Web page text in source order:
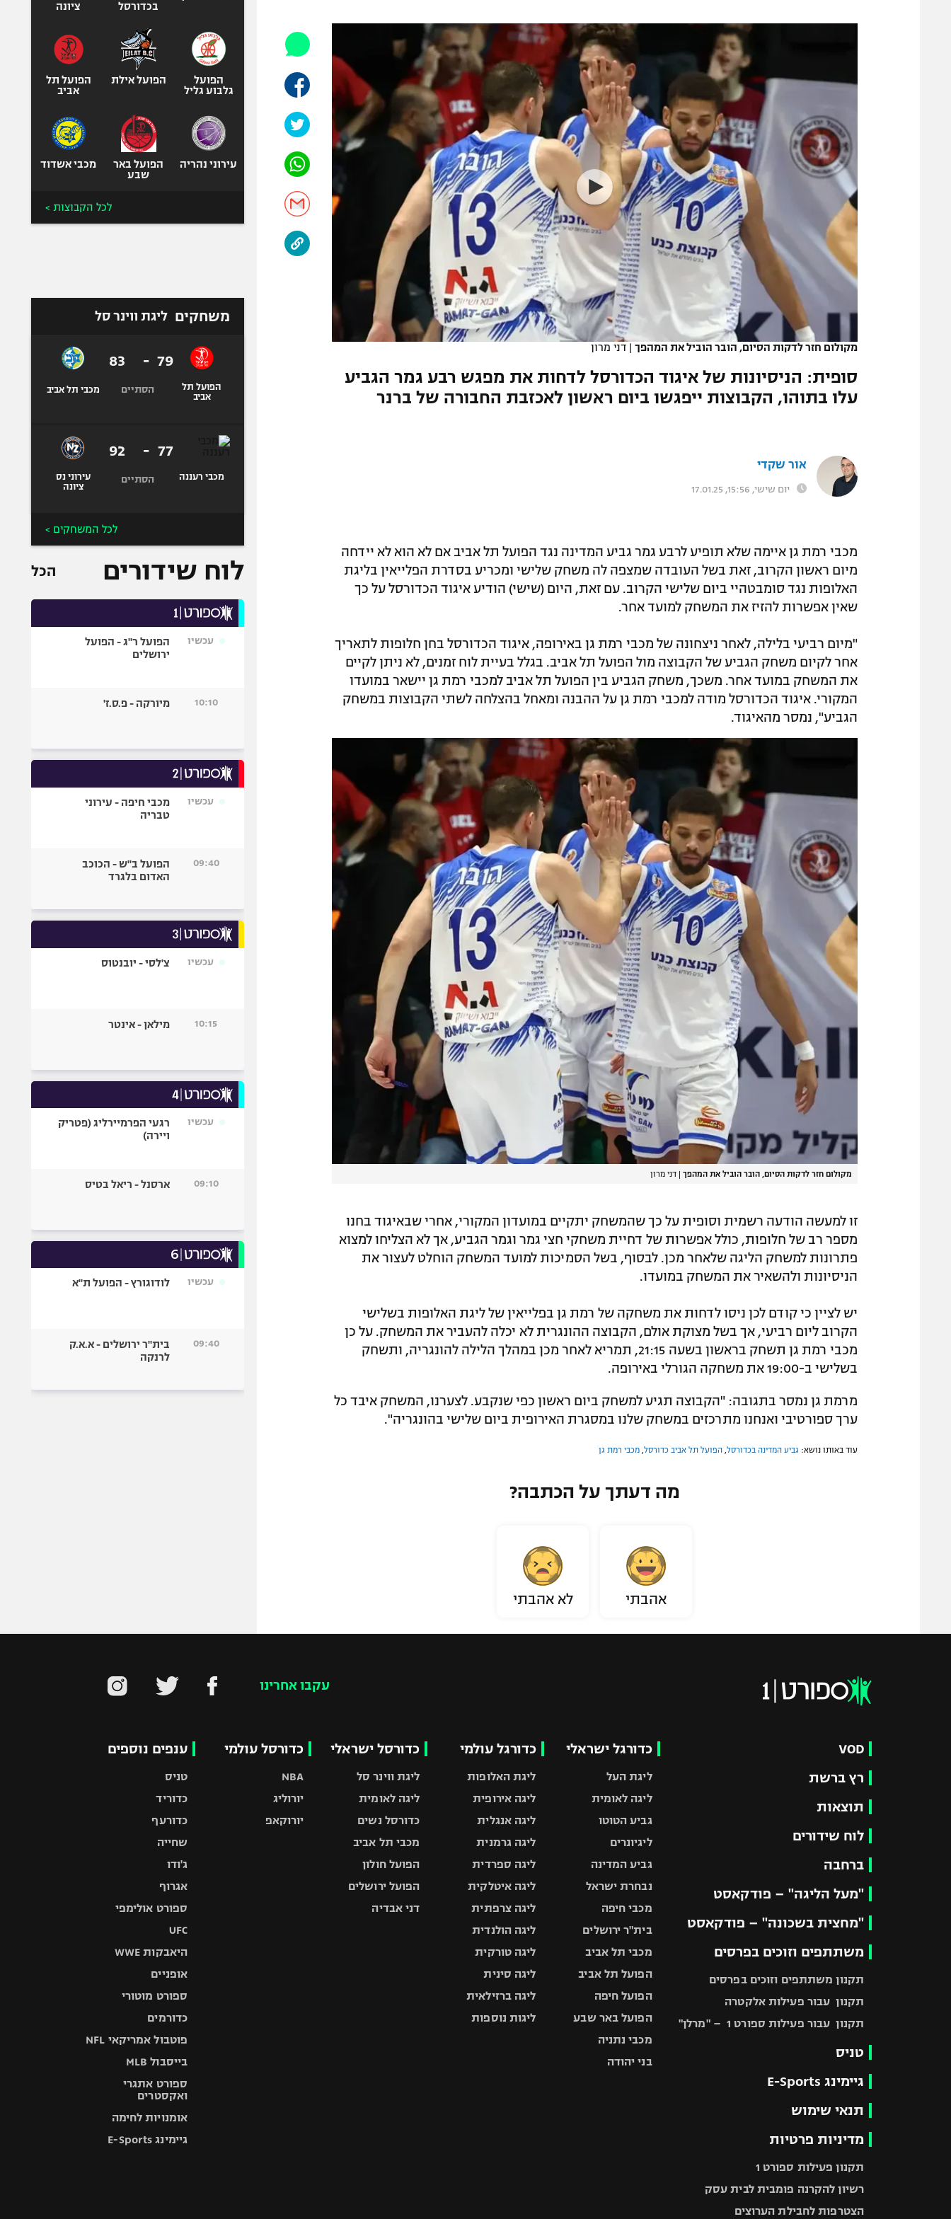
תקנון משתתפים וזוכים בפרסים
גיימינג E-Sports
תנאי שימוש
מדיניות פרטיות
תקנון פעילות ספורט 1
רשיון להקרנה פומבית לבית עסק
הצטרפות לחבילת הערוצים
לוח דרושים – ג'ובנט
הפועל תל אביב
הפועל חיפה
הפועל באר שבע
מכבי נתניה
בני יהודה
ליגה סינית
ליגה ברזילאית
ליגות נוספות
ספורט מוטורי
כדורמים
ספורט אתגרי
ואקסטרים
אומנויות לחימה
מקולום חזר לדקות הסיום, הובר הוביל את המהפך | דני מרון
סופית: הניסיונות של איגוד הכדורסל לדחות את מפגש רבע גמר הגביע
עלו בתוהו, הקבוצות ייפגשו ביום ראשון לאכזבת החבורה של ברנר
אור שקדי
יום שישי, 15:56, 17.01.25
מכבי רמת גן איימה שלא תופיע לרבע גמר גביע המדינה נגד הפועל תל אביב אם לא הוא לא יידחה
מיום ראשון הקרוב, זאת בשל העובדה שמצפה לה משחק שלישי ומכריע בסדרת הפלייאין בליגת
האלופות נגד סומבטהיי ביום שלישי הקרוב. עם זאת, היום (שישי) הודיע איגוד הכדורסל על כך
שאין אפשרות להזיז את המשחק למועד אחר.
"מיום רביעי בלילה, לאחר ניצחונה של מכבי רמת גן באירופה, איגוד הכדורסל בחן חלופות לתאריך
אחר לקיום משחק הגביע של הקבוצה מול הפועל תל אביב. בגלל בעיית לוח זמנים, לא ניתן לקיים
את המשחק במועד אחר. משכך, משחק הגביע בין הפועל תל אביב למכבי רמת גן יישאר במועדו
המקורי. איגוד הכדורסל מודה למכבי רמת גן על ההבנה ומאחל בהצלחה לשתי הקבוצות במשחק
הגביע", נמסר מהאיגוד.
מקולום חזר לדקות הסיום, הובר הוביל את המהפך | דני מרון
זו למעשה הודעה רשמית וסופית על כך שהמשחק יתקיים במועדון המקורי, אחרי שבאיגוד בחנו
מספר רב של חלופות, כולל אפשרות של דחיית משחקי חצי גמר וגמר הגביע, אך לא הצליחו למצוא
פתרונות למשחק הליגה שלאחר מכן. לבסוף, בשל הסמיכות למועד המשחק הוחלט לעצור את
הניסיונות ולהשאיר את המשחק במועדו.
יש לציין כי קודם לכן ניסו לדחות את משחקה של רמת גן בפלייאין של ליגת האלופות בשלישי
הקרוב ליום רביעי, אך בשל מצוקת אולם, הקבוצה ההונגרית לא יכלה להעביר את המשחק. על כן
מכבי רמת גן תשחק בראשון בשעה 21:15, תמריא לאחר מכן במהלך הלילה להונגריה, ותשחק
בשלישי ב-19:00 את משחקה הגורלי באירופה.
מרמת גן נמסר בתגובה: "הקבוצה תגיע למשחק ביום ראשון כפי שנקבע. לצערנו, המשחק איבד כל
ערך ספורטיבי ואנחנו מתרכזים במשחק שלנו במסגרת האירופית ביום שלישי בהונגריה".
עוד באותו נושא: גביע המדינה בכדורסל הפועל תל אביב כדורסל מכבי רמת גן
מה דעתך על הכתבה?
אהבתי לא אהבתי
בכדורסל
ציונה
הפועל
גלבוע גליל
הפועל אילת
הפועל תל
אביב
עירוני נהריה
הפועל באר
שבע
מכבי אשדוד
לכל הקבוצות >
משחקים ליגת ווינר סל
הפועל תל
אביב
79
-
83
הסתיים מכבי תל אביב
מכבי רעננה
77
-
92
הסתיים
עירוני נס
ציונה
לכל המשחקים >
לוח שידורים הכל
עכשיו
הפועל ר"ג - הפועל
ירושלים
10:10 מיורקה - פ.ס.ז'
עכשיו
מכבי חיפה - עירוני
טבריה
09:40
הפועל ב"ש - הכוכב
האדום בלגרד
עכשיו צ'לסי - יובנטוס
10:15 מילאן - אינטר
עכשיו
רגעי הפרמיירליג (פטריק
ויירה)
09:10 ארסנל - ריאל בטיס
עכשיו לודוגורץ - הפועל ת"א
09:40
בית"ר ירושלים - א.א.ק
לרנקה
עקבו אחרינו
VOD
רץ ברשת
תוצאות
לוח שידורים
ברחבה
"מעל הליגה" – פודקאסט
"מחצית בשכונה" – פודקאסט
משתתפים וזוכים בפרסים
תקנון משתתפים וזוכים בפרסים
תקנון עבור פעילות אלקטרה
תקנון עבור פעילות ספורט 1 – "מרלן"
טניס
גיימינג E-Sports
תנאי שימוש
מדיניות פרטיות
תקנון פעילות ספורט 1
רשיון להקרנה פומבית לבית עסק
הצטרפות לחבילת הערוצים
כדורגל ישראלי
ליגת העל
ליגה לאומית
גביע הטוטו
ליגיונרים
גביע המדינה
נבחרת ישראל
מכבי חיפה
בית"ר ירושלים
מכבי תל אביב
הפועל תל אביב
הפועל חיפה
הפועל באר שבע
מכבי נתניה
בני יהודה
כדורגל עולמי
ליגת האלופות
ליגה אירופית
ליגה אנגלית
ליגה גרמנית
ליגה ספרדית
ליגה איטלקית
ליגה צרפתית
ליגה הולנדית
ליגה טורקית
ליגה סינית
ליגה ברזילאית
ליגות נוספות
כדורסל ישראלי
ליגת ווינר סל
ליגה לאומית
כדורסל נשים
מכבי תל אביב
הפועל חולון
הפועל ירושלים
דני אבדיה
כדורסל עולמי
NBA
יורוליג
יורוקאפ
ענפים נוספים
טניס
כדוריד
כדורעף
שחייה
ג'ודו
אגרוף
ספורט אולימפי
UFC
היאבקות WWE
אופניים
ספורט מוטורי
כדורמים
פוטבול אמריקאי NFL
בייסבול MLB
ספורט אתגרי
ואקסטרים
אומנויות לחימה
גיימינג E-Sports